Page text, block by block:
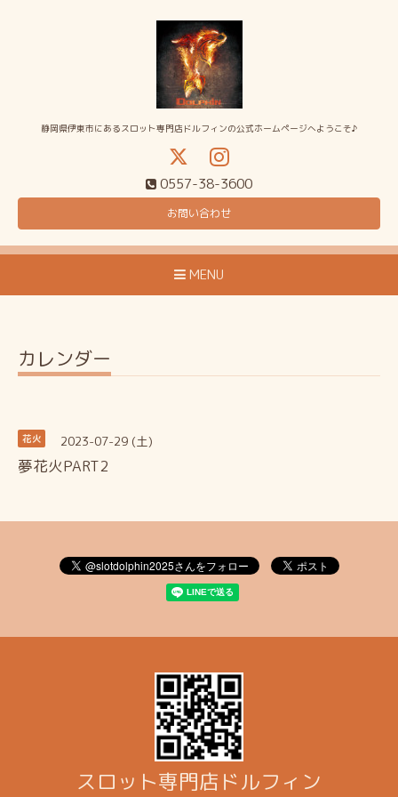
静岡県伊東市にあるスロット専門店ドルフィンの公式ホームページへようこそ♪
0557-38-3600
お問い合わせ
MENU
カレンダー
花火 2023-07-29 (土)
夢花火PART2
スロット専門店ドルフィン